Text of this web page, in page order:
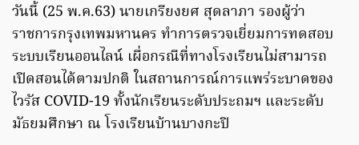
วันนี้ (25 พ.ค.63) นายเกรียงยศ สุดลาภา รองผู้ว่า
ราชการกรุงเทพมหานคร ทำการตรวจเยี่ยมการทดสอบ
ระบบเรียนออนไลน์ เผื่อกรณีที่ทางโรงเรียนไม่สามารถ
เปิดสอนได้ตามปกติ ในสถานการณ์การแพร่ระบาดของ
ไวรัส COVID-19 ทั้งนักเรียนระดับประถมฯ และระดับ
มัธยมศึกษา ณ โรงเรียนบ้านบางกะปิ